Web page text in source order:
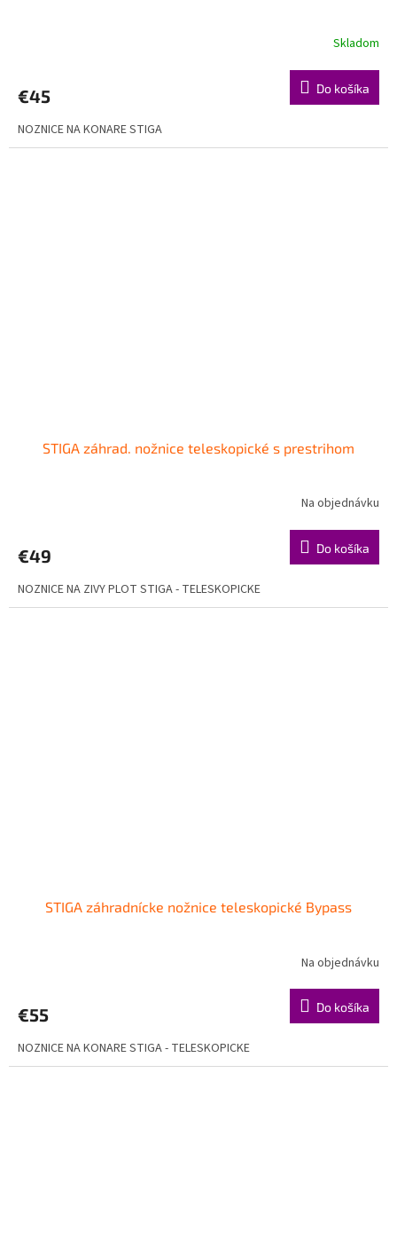
Skladom
€45 Do košíka
NOZNICE NA KONARE STIGA
STIGA záhrad. nožnice teleskopické s prestrihom
Na objednávku
€49 Do košíka
NOZNICE NA ZIVY PLOT STIGA - TELESKOPICKE
STIGA záhradnícke nožnice teleskopické Bypass
Na objednávku
€55 Do košíka
NOZNICE NA KONARE STIGA - TELESKOPICKE